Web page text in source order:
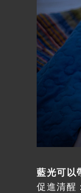
藍光可以
促進清醒